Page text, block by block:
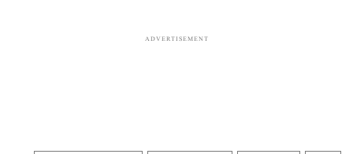
ADVERTISEMENT